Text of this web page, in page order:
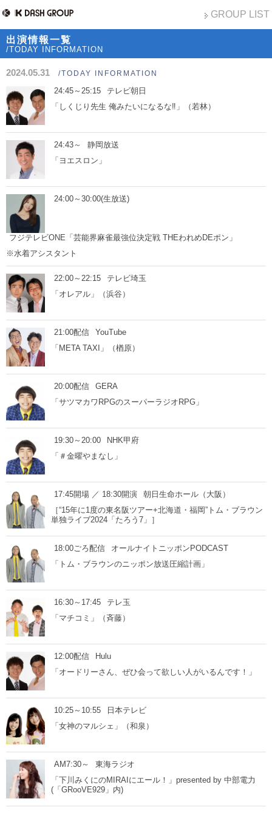
GROUP LIST
出演情報一覧
/TODAY INFORMATION
2024.05.31 /TODAY INFORMATION
24:45～25:15
テレビ朝日
「しくじり先生 俺みたいになるな‼」（若林）
24:43～
静岡放送
「ヨエスロン」
24:00～30:00(生放送)
フジテレビONE「芸能界麻雀最強位決定戦 THEわれめDEポン」
※水着アシスタント
22:00～22:15
テレビ埼玉
「オレアル」（浜谷）
21:00配信
YouTube
「META TAXI」（楢原）
20:00配信
GERA
「サツマカワRPGのスーパーラジオRPG」
19:30～20:00
NHK甲府
「＃金曜やまなし」
17:45開場 ／ 18:30開演
朝日生命ホール（大阪）
［“15年に1度の東名阪ツアー+北海道・福岡”トム・ブラウン
単独ライブ2024「たろう7」］
18:00ごろ配信
オールナイトニッポンPODCAST
「トム・ブラウンのニッポン放送圧縮計画」
16:30～17:45
テレ玉
「マチコミ」（斉藤）
12:00配信
Hulu
「オードリーさん、ぜひ会って欲しい人がいるんです！」
10:25～10:55
日本テレビ
「女神のマルシェ」（和泉）
AM7:30～
東海ラジオ
「下川みくにのMIRAIにエール！」presented by 中部電力
(「GRooVE929」内)